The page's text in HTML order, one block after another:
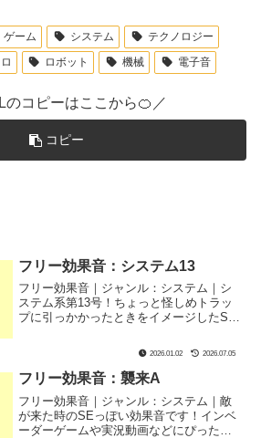
ゲーム システム
テクノロジー
ロボット 機械 電子音
のコピーはここから🍊／
コピー
フリー効果音：システム13
フリー効果音｜ジャンル：システム｜シ
ステム系第13号！ちょっと怪しめトラッ
プに引っかかったときをイメージしたSE
2026.01.02 2026.07.05
フリー効果音：襲来A
フリー効果音｜ジャンル：システム｜敵
が来た時のSEっぽい効果音です！インベ
ーダーゲームや実況動画などにぴった